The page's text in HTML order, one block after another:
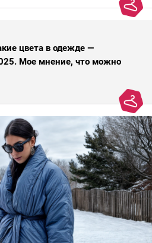
цвета в одежде —
Мое мнение, что можно